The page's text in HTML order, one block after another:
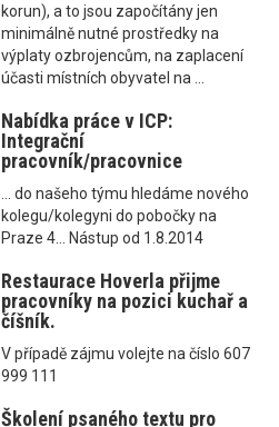
korun), a to jsou započítány jen
minimálně nutné prostředky na
výplaty ozbrojencům, na zaplacení
účasti místních obyvatel na ...
Nabídka práce v ICP:
Integrační
pracovník/pracovnice
... do našeho týmu hledáme nového
kolegu/kolegyni do pobočky na
Praze 4... Nástup od 1.8.2014
Restaurace Hoverla přijme
pracovníky na pozici kuchař a
číšník.
V případě zájmu volejte na číslo 607
999 111
Školení psaného textu pro